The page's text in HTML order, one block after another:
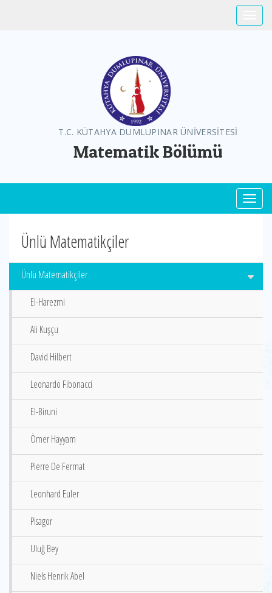
T.C. KÜTAHYA DUMLUPINAR ÜNİVERSİTESİ
Matematik Bölümü
Ünlü Matematikçiler
Ünlü Matematikçiler
El-Harezmi
Ali Kuşçu
David Hilbert
Leonardo Fibonacci
El-Biruni
Ömer Hayyam
Pierre De Fermat
Leonhard Euler
Pisagor
Uluğ Bey
Niels Henrik Abel